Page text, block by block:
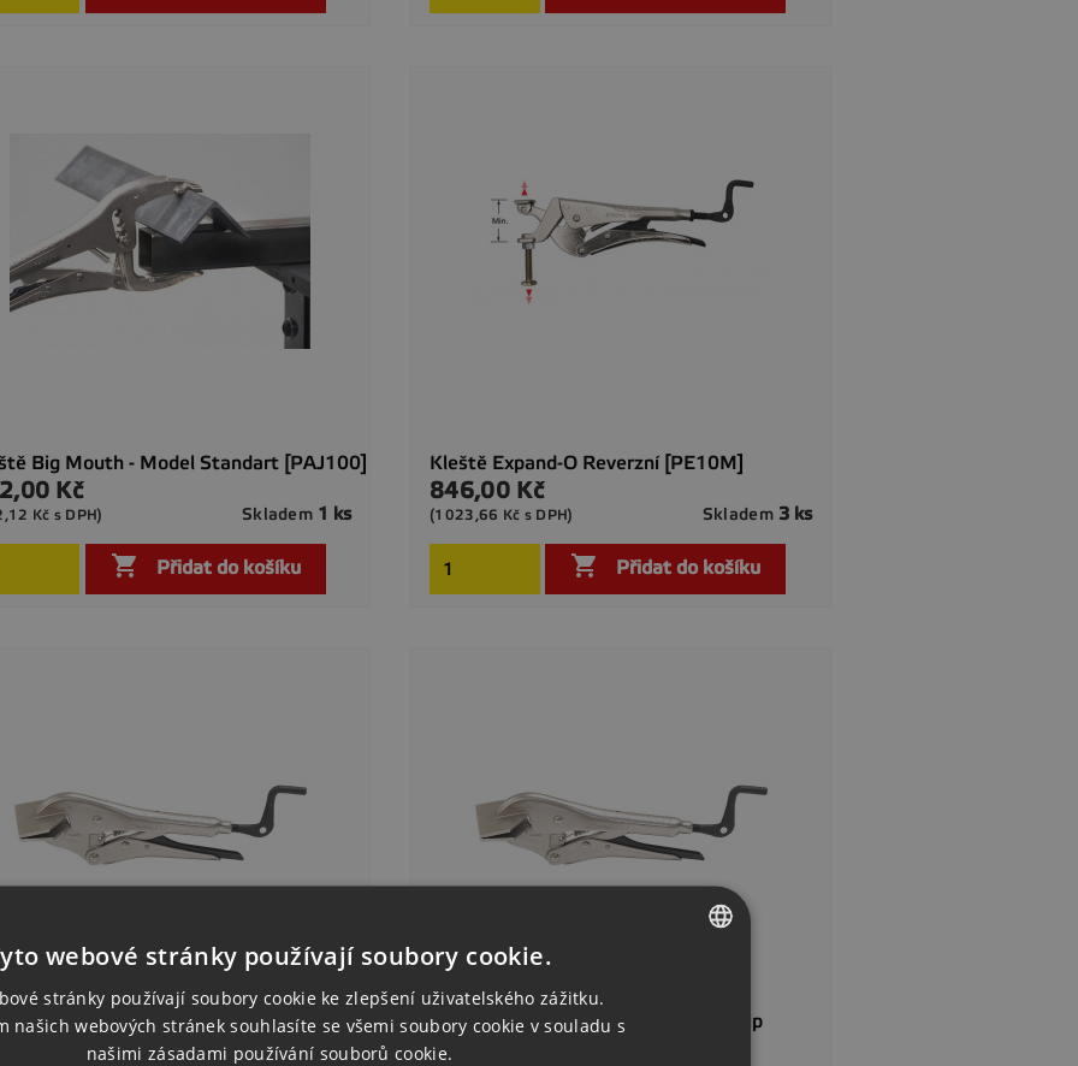
Big Mouth - Model Standart [PAJ100]
Kč
Skladem 1 ks
Kč s DPH)
 Přidat do košíku
Rychlý náhled
Kleště Expand-O Reverzní [PE10M]
Cena
846,00 Kč
Skladem 3 ks
(1023,66 Kč s DPH)
 Přidat do košíku
Rychlý náhled
Se Silným Stiskem Strong Grip
Kleště Se Silným Stiskem Strong Grip
[PDB90]
webové stránky používají soubory cookie.
stránky používají soubory cookie ke zlepšení uživatelského zážitku.
našich webových stránek souhlasíte se všemi soubory cookie v souladu s
našimi zásadami používání souborů cookie.